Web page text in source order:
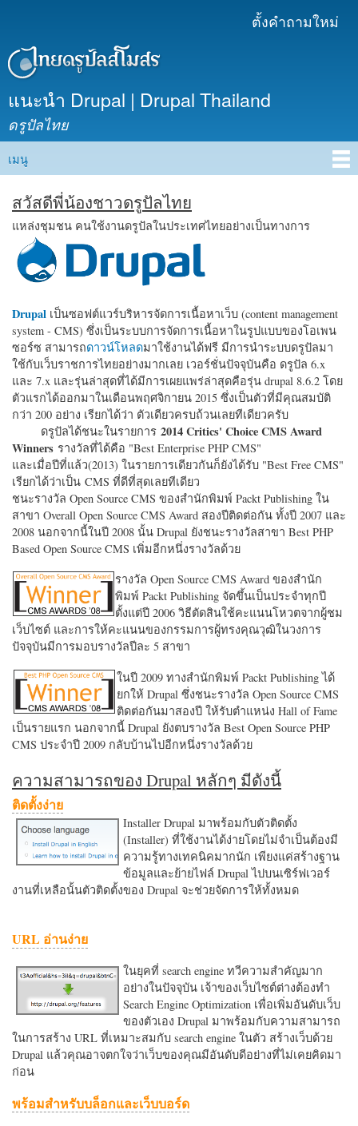
เนื้อหา
ตั้งคำถามใหม่
แนะนำ Drupal | Drupal Thailand
ดรูปัลไทย
Main menu
เมนู
สวัสดีพี่น้องชาวดรูปัลไทย
แหล่งชุมชน คนใช้งานดรูปัลในประเทศไทยอย่างเป็นทางการ
Drupal เป็นซอฟต์แวร์บริหารจัดการเนื้อหาเว็บ (content management
system - CMS) ซึ่งเป็นระบบการจัดการเนื้อหาในรูปแบบของโอเพน
ซอร์ซ สามารถดาวน์โหลดมาใช้งานได้ฟรี มีการนำระบบดรูปัลมา
ใช้กับเว็บราชการไทยอย่างมากเลย เวอร์ชั่นปัจจุบันคือ ดรูปัล 6.x
และ 7.x และรุ่นล่าสุดที่ได้มีการเผยแพร่ล่าสุดคือรุ่น drupal 8.6.2 โดย
ตัวแรกได้ออกมาในเดือนพฤศจิกายน 2015 ซึ่งเป็นตัวที่มีคุณสมบัติ
กว่า 200 อย่าง เรียกได้ว่า ตัวเดียวครบถ้วนเลยทีเดียวครับ
ดรูปัลได้ชนะในรายการ 2014 Critics' Choice CMS Award
Winners รางวัลที่ได้คือ "Best Enterprise PHP CMS"
และเมื่อปีที่แล้ว(2013) ในรายการเดียวกันก็ยังได้รับ "Best Free CMS"
เรียกได้ว่าเป็น CMS ที่ดีที่สุดเลยทีเดียว
ชนะรางวัล Open Source CMS ของสำนักพิมพ์ Packt Publishing ใน
สาขา Overall Open Source CMS Award สองปีติดต่อกัน ทั้งปี 2007 และ
2008 นอกจากนี้ในปี 2008 นั้น Drupal ยังชนะรางวัลสาขา Best PHP
Based Open Source CMS เพิ่มอีกหนึ่งรางวัลด้วย
รางวัล Open Source CMS Award ของสำนัก
พิมพ์ Packt Publishing จัดขึ้นเป็นประจำทุกปี
ตั้งแต่ปี 2006 วิธีตัดสินใช้คะแนนโหวตจากผู้ชม
เว็บไซต์ และการให้คะแนนของกรรมการผู้ทรงคุณวุฒิในวงการ
ปัจจุบันมีการมอบรางวัลปีละ 5 สาขา
ในปี 2009 ทางสำนักพิมพ์ Packt Publishing ได้
ยกให้ Drupal ซึ่งชนะรางวัล Open Source CMS
ติดต่อกันมาสองปี ให้รับตำแหน่ง Hall of Fame
เป็นรายแรก นอกจากนี้ Drupal ยังตบรางวัล Best Open Source PHP
CMS ประจำปี 2009 กลับบ้านไปอีกหนึ่งรางวัลด้วย
ความสามารถของ Drupal หลักๆ มีดังนี้
ติดตั้งง่าย
Installer Drupal มาพร้อมกับตัวติดตั้ง
(Installer) ที่ใช้งานได้ง่ายโดยไม่จำเป็นต้องมี
ความรู้ทางเทคนิคมากนัก เพียงแค่สร้างฐาน
ข้อมูลและย้ายไฟล์ Drupal ไปบนเซิร์ฟเวอร์
งานที่เหลือนั้นตัวติดตั้งของ Drupal จะช่วยจัดการให้ทั้งหมด
URL อ่านง่าย
ในยุคที่ search engine ทวีความสำคัญมาก
อย่างในปัจจุบัน เจ้าของเว็บไซต์ต่างต้องทำ
Search Engine Optimization เพื่อเพิ่มอันดับเว็บ
ของตัวเอง Drupal มาพร้อมกับความสามารถ
ในการสร้าง URL ที่เหมาะสมกับ search engine ในตัว สร้างเว็บด้วย
Drupal แล้วคุณอาจตกใจว่าเว็บของคุณมีอันดับดีอย่างที่ไม่เคยคิดมา
ก่อน
พร้อมสำหรับบล็อกและเว็บบอร์ด